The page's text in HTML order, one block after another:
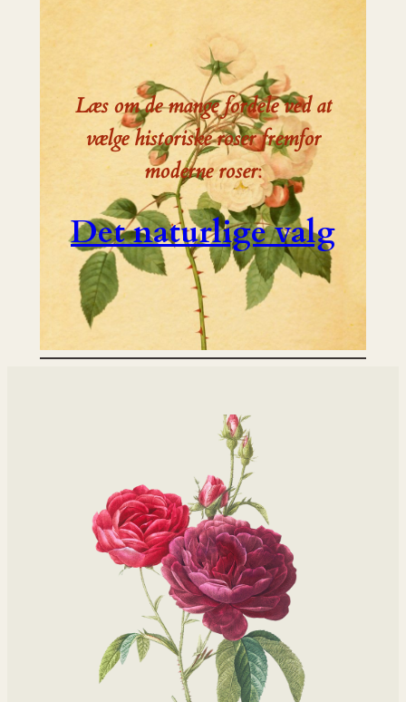
Læs om de mange fordele ved at
vælge historiske roser fremfor
moderne roser:
Det naturlige valg